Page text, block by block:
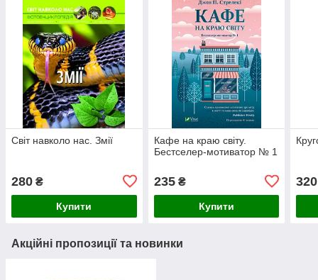
Світ навколо нас. Змії
280 ₴
Купити
Кафе на краю світу.
Бестселер-мотиватор № 1
235₴
Купити
320
Акційні пропозиції та новинки